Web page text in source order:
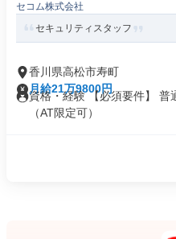
セコム株式会社
セキュリティスタッフ
香川県高松市寿町
月給21万9800円
資格・経験 【必須要件】 普
（AT限定可）